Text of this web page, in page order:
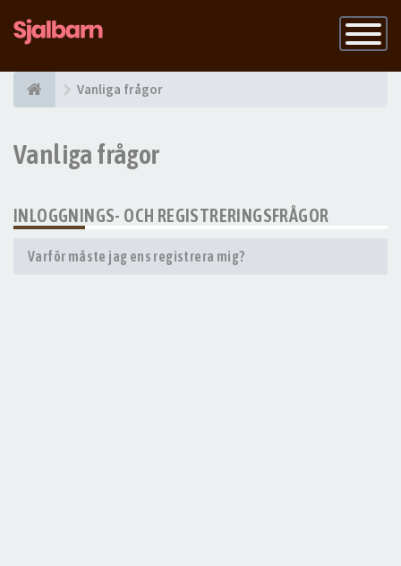
Slå
på
Vanliga frågor
Vanliga frågor
INLOGGNINGS- OCH REGISTRERINGSFRÅGOR
Varför måste jag ens registrera mig?